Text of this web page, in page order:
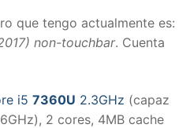
que tengo actualmente es:
non-touchbar. Cuenta
i5 7360U 2.3GHz (capaz
2 cores, 4MB cache